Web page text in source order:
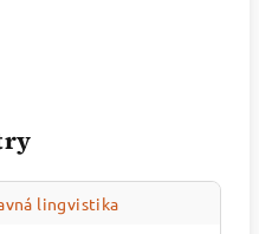
lingvistika